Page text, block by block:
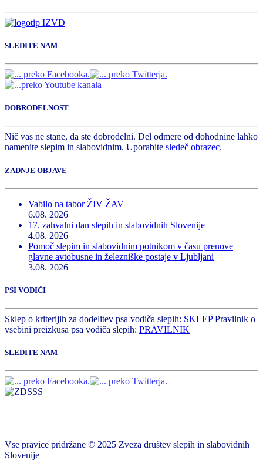
SLEDITE NAM
DOBRODELNOST
Nič vas ne stane, da ste dobrodelni. Del odmere od dohodnine lahko
namenite slepim in slabovidnim. Uporabite sledeč obrazec.
ZADNJE OBJAVE
Vabilo na tabor ŽIV ŽAV
6.08. 2026
17. zahvalni dan slepih in slabovidnih Slovenije
4.08. 2026
Pomoč slepim in slabovidnim potnikom v času prenove
glavne avtobusne in železniške postaje v Ljubljani
3.08. 2026
PSI VODIČI
Sklep o kriterijih za dodelitev psa vodiča slepih: SKLEPPravilnik o
vsebini preizkusa psa vodiča slepih: PRAVILNIK
SLEDITE NAM
Vse pravice pridržane © 2025 Zveza društev slepih in slabovidnih
Slovenije